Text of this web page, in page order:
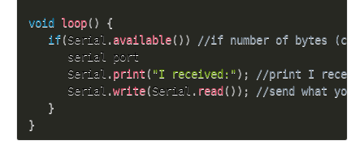
void loop( )
{
if(Serial . available( ) )
//if number of bytes
      serial port
      Serial
. print ( "I received:") ;
//print I
      Serial
.write(Serial . read( ) ) ;
//send what you
}
}